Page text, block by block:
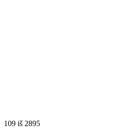
109 iš 2895